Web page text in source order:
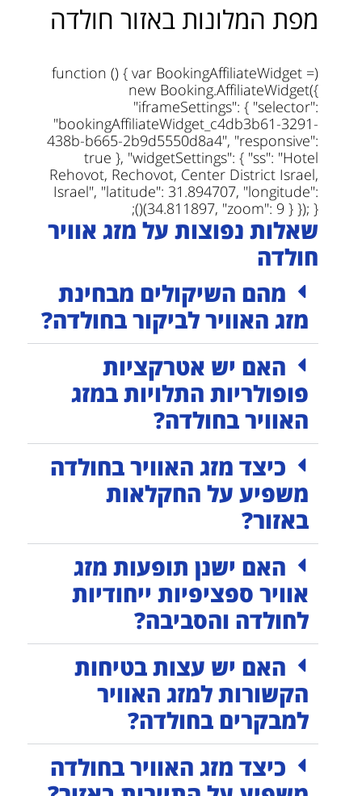
מפת המלונות באזור חולדה
(function () { var BookingAffiliateWidget =
new Booking.AffiliateWidget({
"iframeSettings": { "selector":
"bookingAffiliateWidget_c4db3b61-3291-
438b-b665-2b9d5550d8a4", "responsive":
true }, "widgetSettings": { "ss": "Hotel
Rehovot, Rechovot, Center District Israel,
Israel", "latitude": 31.894707, "longitude":
34.811897, "zoom": 9 } }); })();
שאלות נפוצות על מזג אוויר
חולדה
מהם השיקולים מבחינת
מזג האוויר לביקור בחולדה?
האם יש אטרקציות
פופולריות התלויות במזג
האוויר בחולדה?
כיצד מזג האוויר בחולדה
משפיע על החקלאות
באזור?
האם ישנן תופעות מזג
אוויר ספציפיות ייחודיות
לחולדה והסביבה?
האם יש עצות בטיחות
הקשורות למזג האוויר
למבקרים בחולדה?
כיצד מזג האוויר בחולדה